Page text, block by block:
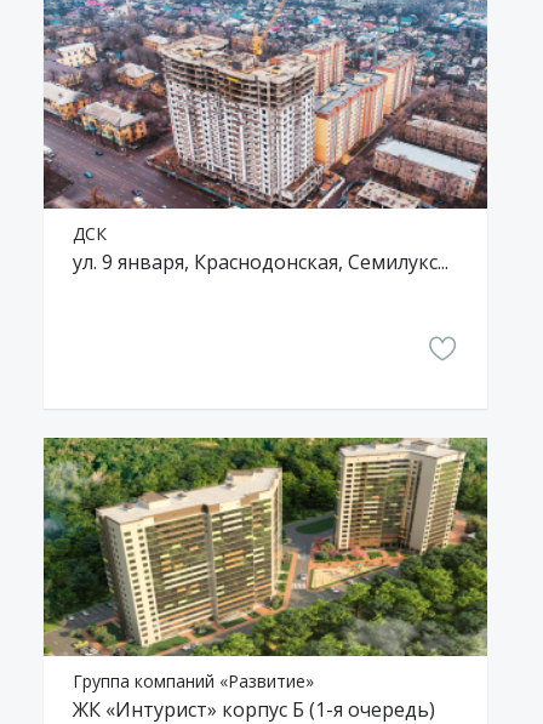
ДСК
ул. 9 января, Краснодонская, Семилукская
Группа компаний «Развитие»
ЖК «Интурист» корпус Б (1-я очередь)